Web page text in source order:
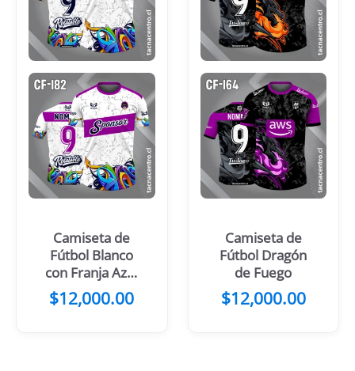
Camiseta de
Fútbol Blanco
con Franja Azul
noche Cruzada
en el Pecho
$12,000.00
Camiseta de
Fútbol Dragón
de Fuego
$12,000.00